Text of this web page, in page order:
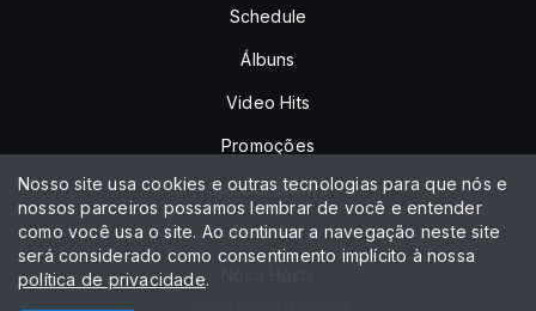
Schedule
Álbuns
Video Hits
Promoções
Special Shows
Recados
Nosso site usa cookies e outras tecnologias para que nós e
nossos parceiros possamos lembrar de você e entender
como você usa o site. Ao continuar a navegação neste site
será considerado como consentimento implícito à nossa
política de privacidade.